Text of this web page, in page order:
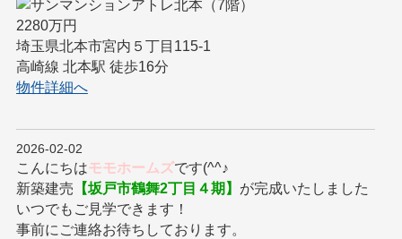
2280万円
埼玉県北本市宮内５丁目115-1
高崎線 北本駅 徒歩16分
物件詳細へ
2026-02-02
こんにちはモモホームズです(^^♪
新築建売 【坂戸市鶴舞2丁目４期】 が完成いたしました
いつでもご見学できます！
事前にご連絡お待ちしております。